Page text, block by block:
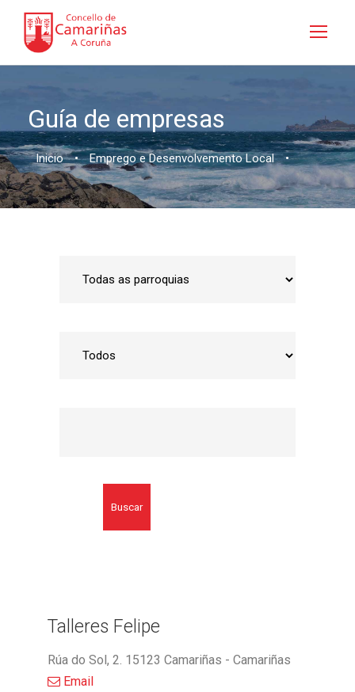
Guía de empresas
Inicio • Emprego e Desenvolvemento Local •
Buscar
Talleres Felipe
Rúa do Sol, 2. 15123 Camariñas - Camariñas
Email